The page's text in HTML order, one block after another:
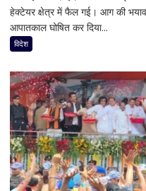
हेक्टेयर क्षेत्र में फैल गई। आग की
आपातकाल घोषित कर दिया...
विदेश